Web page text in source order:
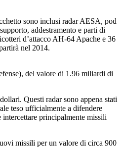
sono inclusi radar AESA, pod
addestramento e parti di
d’attacco AH-64 Apache e 36
nel 2014.
del valore di 1.96 miliardi di
Questi radar sono appena stati
teso ufficialmente a difendere
principalmente missili
missili per un valore di circa 900